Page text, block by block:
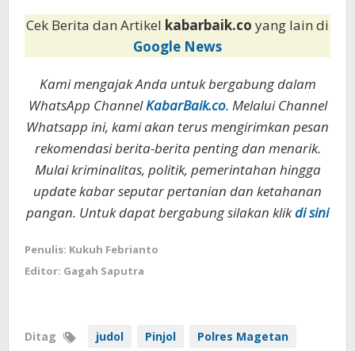
Cek Berita dan Artikel kabarbaik.co yang lain di
Google News
Kami mengajak Anda untuk bergabung dalam
WhatsApp ChannelKabarBaik.co. Melalui Channel
Whatsapp ini, kami akan terus mengirimkan pesan
rekomendasi berita-berita penting dan menarik.
Mulai kriminalitas, politik, pemerintahan hingga
update kabar seputar pertanian dan ketahanan
pangan. Untuk dapat bergabung silakan klikdi sini
Penulis: Kukuh Febrianto
Editor: Gagah Saputra
Ditag judol Pinjol
Polres Magetan